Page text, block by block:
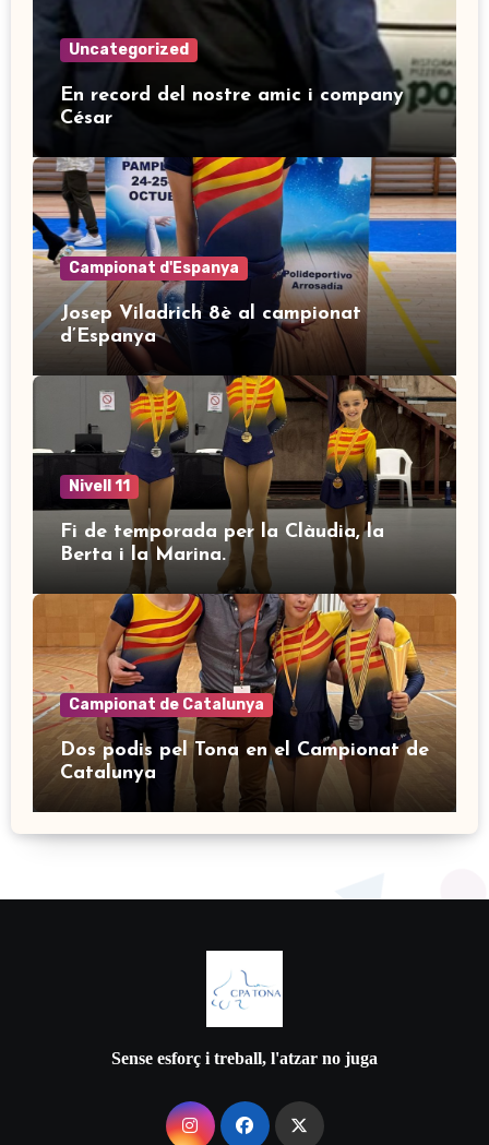
Uncategorized
En record del nostre amic i company
César
Campionat d'Espanya
Josep Viladrich 8è al campionat
d’Espanya
Nivell 11
Fi de temporada per la Clàudia, la
Berta i la Marina.
Campionat de Catalunya
Dos podis pel Tona en el Campionat de
Catalunya
Sense esforç i treball, l'atzar no juga